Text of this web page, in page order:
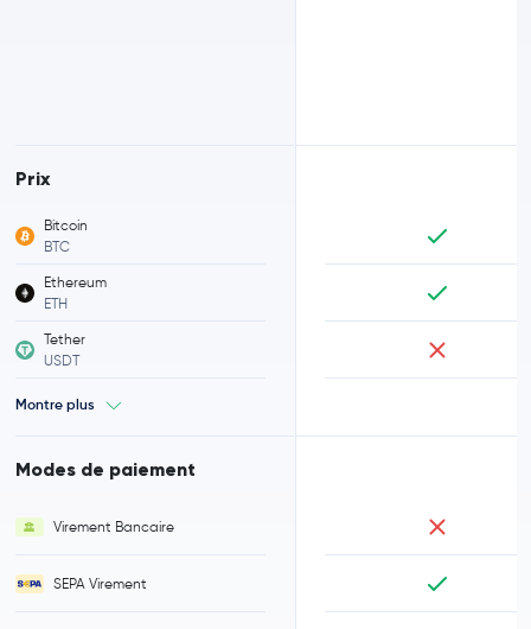
Prix
Bitcoin
BTC
Ethereum
ETH
Tether
USDT
Montre plus
Modes de paiement
Virement Bancaire
SEPA Virement